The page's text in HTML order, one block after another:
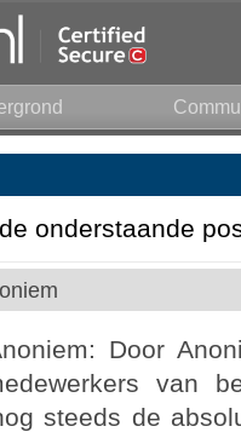
onderstaande
Door
van
steeds de